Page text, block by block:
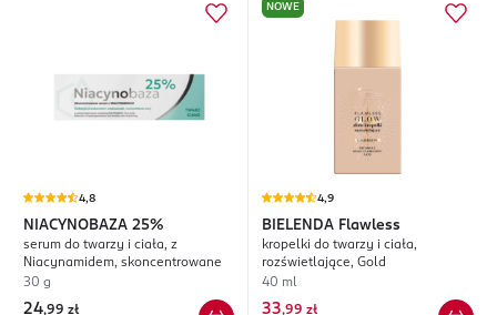
4,8
NIACYNOBAZA 25%
serum do twarzy i ciała, z
Niacynamidem, skoncentrowane
30 g
24,99 zł
NOWE
4,9
BIELENDA Flawless
kropelki do twarzy i ciała,
rozświetlające, Gold
40 ml
33,99 zł